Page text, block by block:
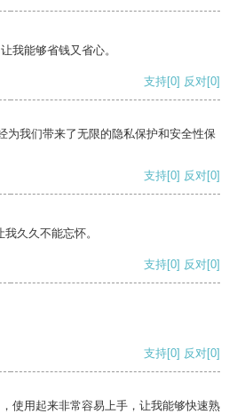
我能够省钱又省心。
支持[0] 反对[0]
为我们带来了无限的隐私保护和安全性保
支持[0] 反对[0]
久久不能忘怀。
支持[0] 反对[0]
支持[0] 反对[0]
使用起来非常容易上手，让我能够快速熟